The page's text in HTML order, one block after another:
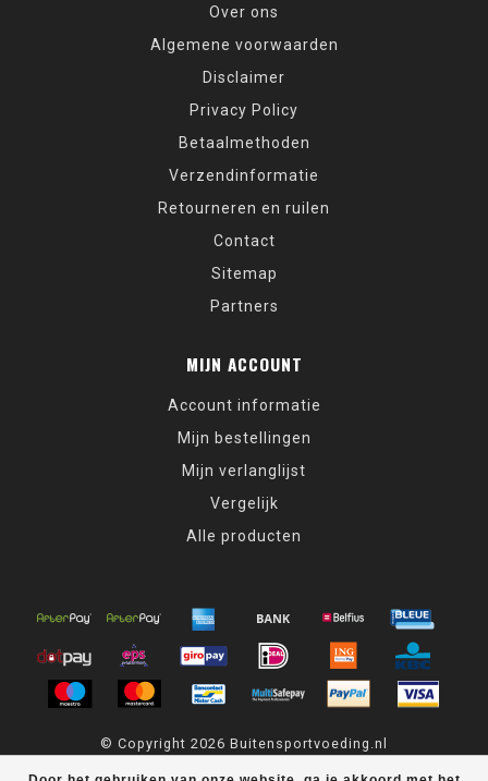
Over ons
Algemene voorwaarden
Disclaimer
Privacy Policy
Betaalmethoden
Verzendinformatie
Retourneren en ruilen
Contact
Sitemap
Partners
MIJN ACCOUNT
Account informatie
Mijn bestellingen
Mijn verlanglijst
Vergelijk
Alle producten
© Copyright 2026 Buitensportvoeding.nl